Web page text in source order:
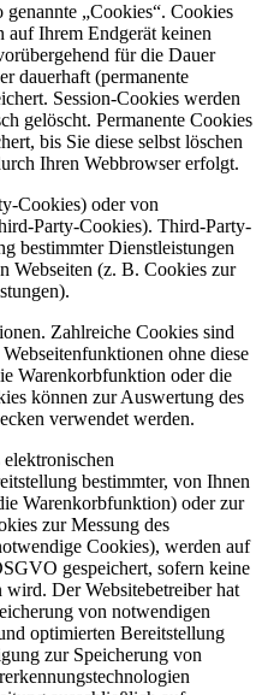
„Cookies“. Cookies
auf Ihrem Endgerät keinen
für die Dauer
dauerhaft (permanente
Session-Cookies werden
gelöscht. Permanente Cookies
bis Sie diese selbst löschen
Ihren Webbrowser erfolgt.
Cookies) oder von
Party-Cookies). Third-Party-
bestimmter Dienstleistungen
Webseiten (z. B. Cookies zur
Zahlreiche Cookies sind
ohne diese
Warenkorbfunktion oder die
können zur Auswertung des
verwendet werden.
bestimmter, von Ihnen
Warenkorbfunktion) oder zur
zur Messung des
Cookies), werden auf
gespeichert, sofern keine
wird. Der Websitebetreiber hat
von notwendigen
optimierten Bereitstellung
zur Speicherung von